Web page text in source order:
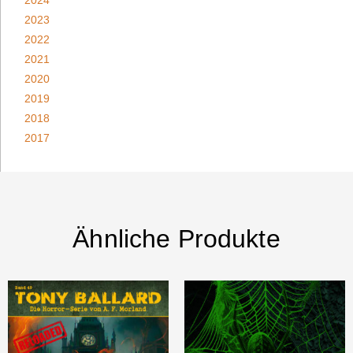
2023
2022
2021
2020
2019
2018
2017
Ähnliche Produkte